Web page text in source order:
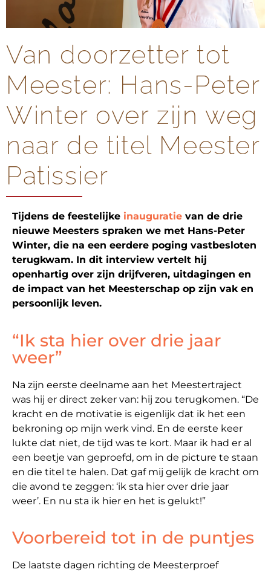
Van doorzetter tot
Meester: Hans-Peter
Winter over zijn weg
naar de titel Meester
Patissier
Tijdens de feestelijke inauguratie van de drie
nieuwe Meesters spraken we met Hans-Peter
Winter, die na een eerdere poging vastbesloten
terugkwam. In dit interview vertelt hij
openhartig over zijn drijfveren, uitdagingen en
de impact van het Meesterschap op zijn vak en
persoonlijk leven.
“Ik sta hier over drie jaar
weer”
Na zijn eerste deelname aan het Meestertraject
was hij er direct zeker van: hij zou terugkomen. “De
kracht en de motivatie is eigenlijk dat ik het een
bekroning op mijn werk vind. En de eerste keer
lukte dat niet, de tijd was te kort. Maar ik had er al
een beetje van geproefd, om in de picture te staan
en die titel te halen. Dat gaf mij gelijk de kracht om
die avond te zeggen: ‘ik sta hier over drie jaar
weer’. En nu sta ik hier en het is gelukt!”
Voorbereid tot in de puntjes
De laatste dagen richting de Meesterproef